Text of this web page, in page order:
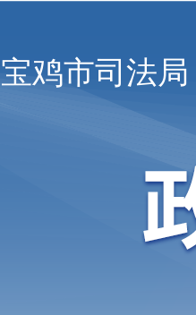
宝鸡市司法局